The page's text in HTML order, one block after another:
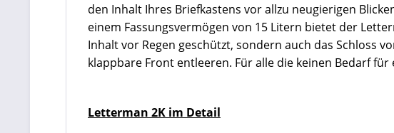
den Inhalt Ihres Briefkastens vor allzu neugierigen
einem Fassungsvermögen von 15 Litern bietet der
Inhalt vor Regen geschützt, sondern auch das Schloss
klappbare Front entleeren. Für alle die keinen Bedarf
Letterman 2K im Detail